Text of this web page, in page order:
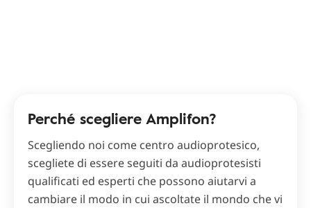
Perché scegliere Amplifon?
Scegliendo noi come centro audioprotesico,
scegliete di essere seguiti da audioprotesisti
qualificati ed esperti che possono aiutarvi a
cambiare il modo in cui ascoltate il mondo che vi